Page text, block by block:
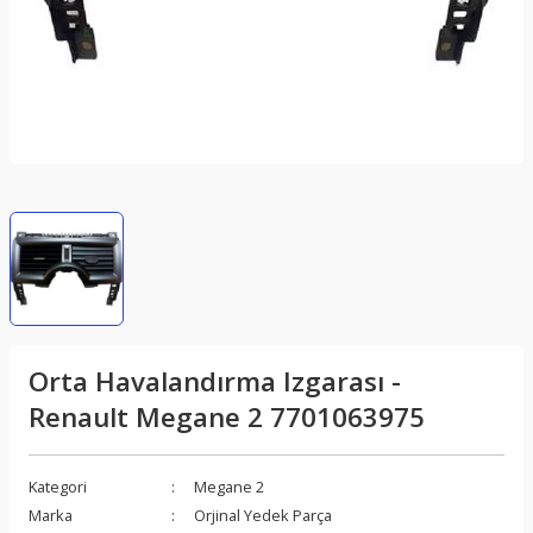
Orta Havalandırma Izgarası -
Renault Megane 2 7701063975
Kategori
Megane 2
Marka
Orjinal Yedek Parça